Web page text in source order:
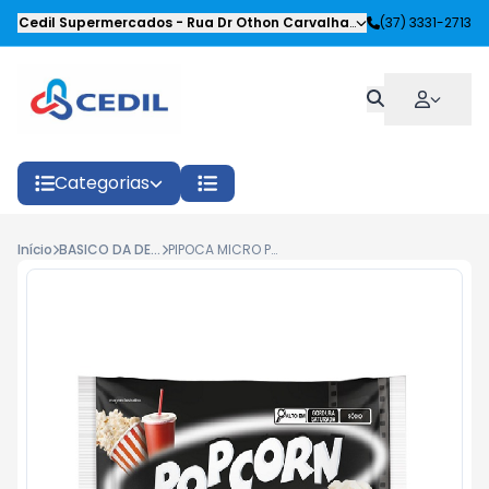
Cedil Supermercados- Rua Dr Othon Carvalhaes Siqueira,Oliveira
(37) 3331-2713
Categorias
Início BASICO DA DESPENSA PIPOCA MICRO PACHA MANTEIGA DE CINEMA 100G